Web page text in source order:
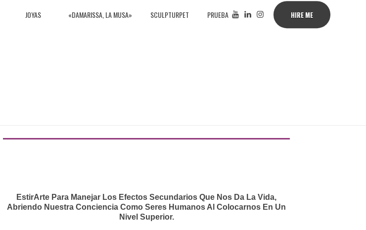
HIRE ME
JOYAS «DAMARISSA, LA MUSA» SCULPTURPET PRUEBA
EstirArte Para Manejar Los Efectos Secundarios Que Nos Da La Vida,
Abriendo Nuestra Conciencia Como Seres Humanos Al Colocarnos En Un
Nivel Superior.